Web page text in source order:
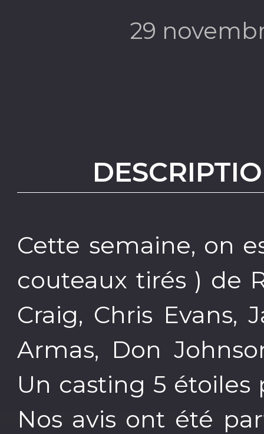
29
Cette semaine, on
couteaux tirés ) de
Craig, Chris Evans,
Armas, Don
Un casting 5
Nos avis ont été